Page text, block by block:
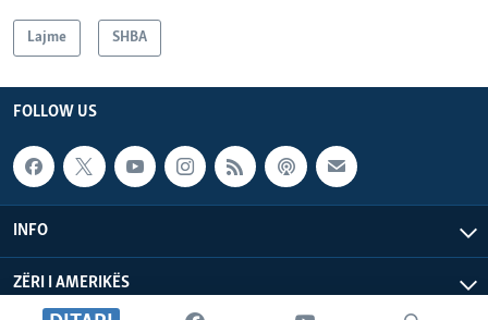
Lajme SHBA
FOLLOW US
INFO
ZËRI I AMERIKËS